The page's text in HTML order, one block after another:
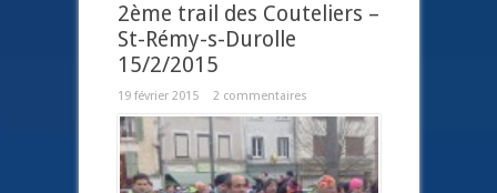
2ème trail des Couteliers –
St-Rémy-s-Durolle
15/2/2015
19 février 2015 2 commentaires